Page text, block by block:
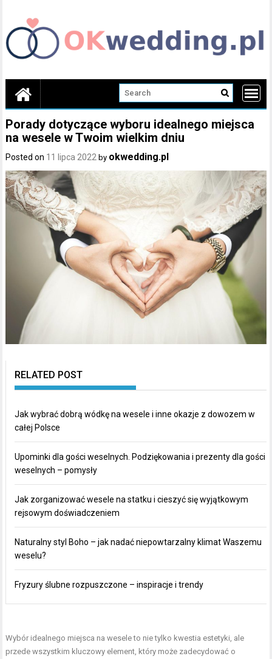
content
Porady dotyczące wyboru idealnego miejsca
na wesele w Twoim wielkim dniu
Posted on 11 lipca 2022 by okwedding.pl
RELATED POST
Jak wybrać dobrą wódkę na wesele i inne okazje z dowozem w
całej Polsce
Upominki dla gości weselnych. Podziękowania i prezenty dla gości
weselnych – pomysły
Jak zorganizować wesele na statku i cieszyć się wyjątkowym
rejsowym doświadczeniem
Naturalny styl Boho – jak nadać niepowtarzalny klimat Waszemu
weselu?
Fryzury ślubne rozpuszczone – inspiracje i trendy
Wybór idealnego miejsca na wesele to nie tylko kwestia estetyki, ale
przede wszystkim kluczowy element, który może zadecydować o